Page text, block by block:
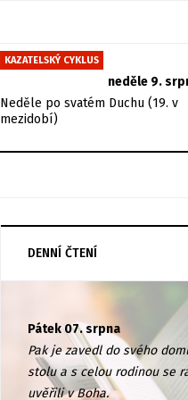
KAZATELSKÝ CYKLUS
neděle 9.
Neděle po svatém Duchu (19. v
mezidobí)
DENNÍ ČTENÍ
Pátek 07. srpna
Pak je zavedl do svého
stolu a s celou rodinou se
uvěřili v Boha.